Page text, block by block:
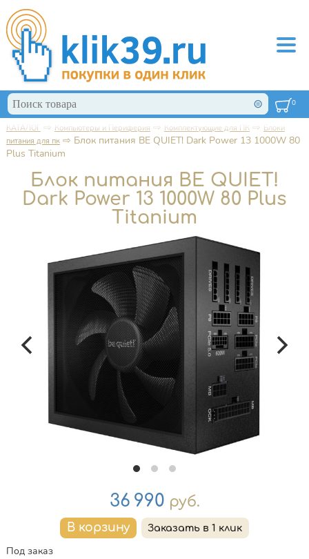
Перейти к основному содержанию
Форма поиска
Поиск 0
Вы здесь
КАТАЛОГ ⇨ Компьютеры и Периферия ⇨ Комплектующие для ПК⇨ Блоки
питания для пк⇨ Блок питания BE QUIET! Dark Power 13 1000W 80
Plus Titanium
Блок питания BE QUIET!
Dark Power 13 1000W 80 Plus
Titanium
Цена
36 990 руб.
Под заказ